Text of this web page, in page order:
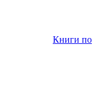
Книги по